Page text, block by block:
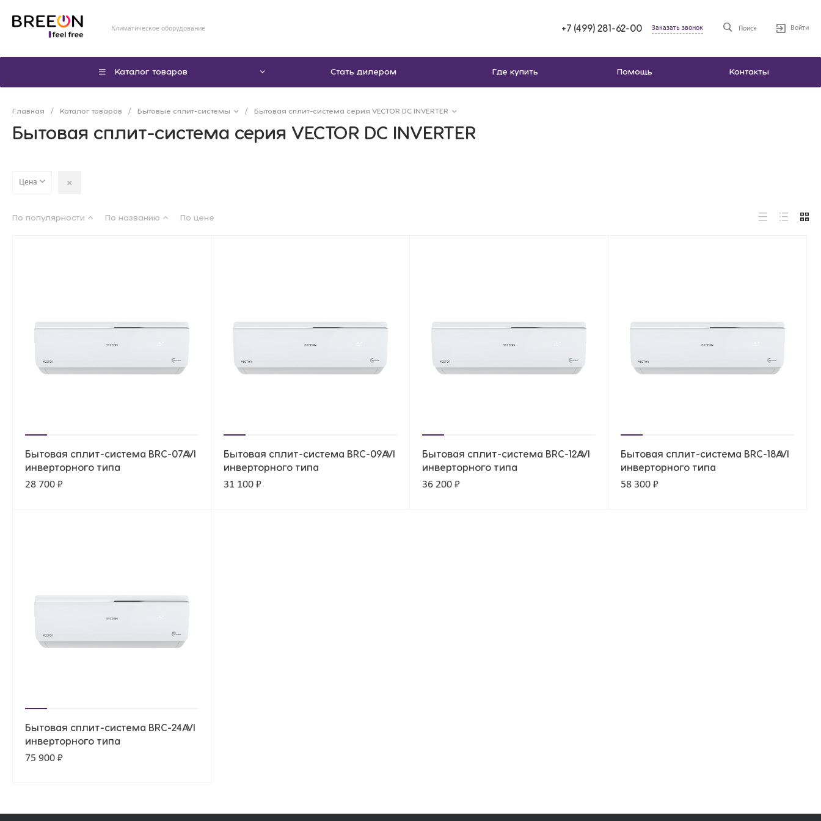
Климатическое оборудование +7 (499) 281-62-00 Заказать звонок Поиск Войти
Каталог товаров Стать дилером Где купить Помощь Контакты
Главная / Каталог товаров / Бытовые сплит-системы / Бытовая сплит-система серия VECTOR DC INVERTER
Бытовая сплит-система серия VECTOR DC INVERTER
Цена
По популярности По названию По цене
Бытовая сплит-система BRC-07AVI
инверторного типа
28 700 ₽
Бытовая сплит-система BRC-09AVI
инверторного типа
31 100 ₽
Бытовая сплит-система BRC-12AVI
инверторного типа
36 200 ₽
Бытовая сплит-система BRC-18AVI
инверторного типа
58 300 ₽
Бытовая сплит-система BRC-24AVI
инверторного типа
75 900 ₽